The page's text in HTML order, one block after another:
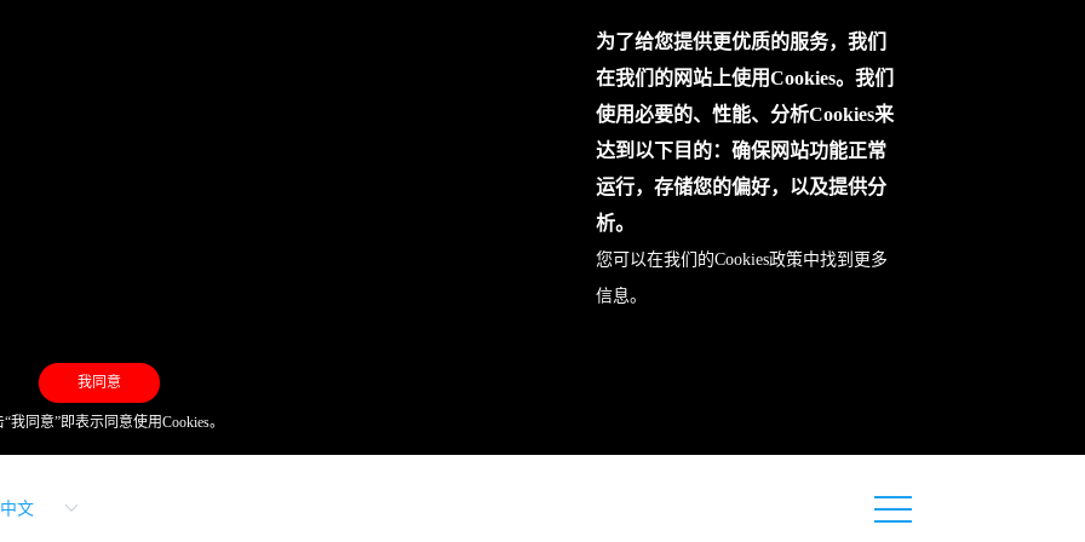
为了给您提供更优质的服务，我们
在我们的网站上使用Cookies。我们
使用必要的、性能、分析Cookies来
达到以下目的：确保网站功能正常
运行，存储您的偏好，以及提供分
析。
您可以在我们的Cookies政策中找到更多
信息。
我同意
我同意”即表示同意使用Cookies。